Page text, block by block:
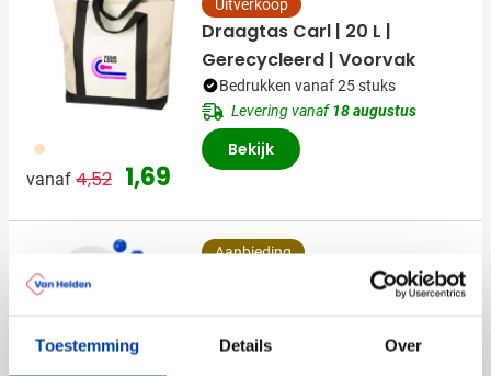
Toestemming Details Over
357
vanaf Normale prijs
4,52 Speciale prijs
1,69
Uitverkoop
Draagtas Carl | 20 L |
Gerecycleerd | Voorvak
Bedrukken vanaf 25 stuks
Levering vanaf18 augustus
Bekijk
Aanbieding
Beachballset Eliza | Hout | 2